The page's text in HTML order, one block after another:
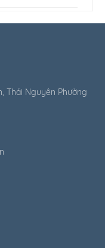
Thái Nguyên Phường